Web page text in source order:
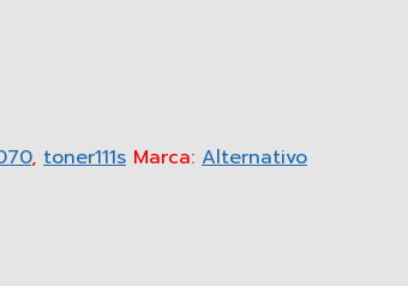
, toner111s Marca: Alternativo